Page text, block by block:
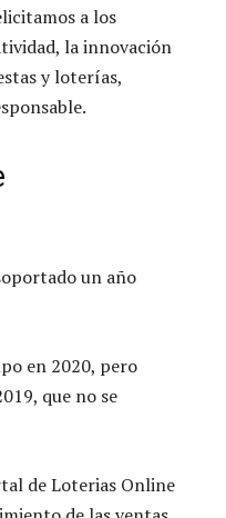
a los
la innovación
y loterías,
un año
en 2020, pero
que no se
de Loterias Online